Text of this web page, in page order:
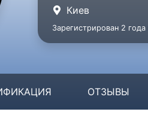
Киев
Зарегистрирован 2 года
ОТЗЫВЫ